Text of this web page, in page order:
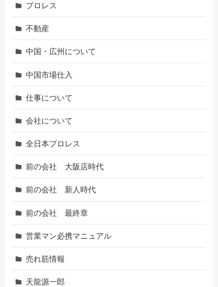
プロレス
不動産
中国・広州について
中国市場仕入
仕事について
会社について
全日本プロレス
前の会社 大阪店時代
前の会社 新人時代
前の会社 最終章
営業マン必携マニュアル
売れ筋情報
天龍源一郎